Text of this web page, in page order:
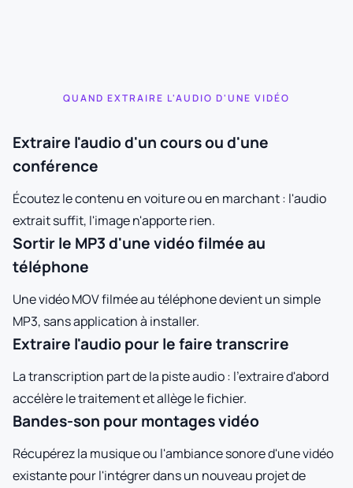
QUAND EXTRAIRE L'AUDIO D'UNE VIDÉO
Extraire l'audio d'un cours ou d'une
conférence
Écoutez le contenu en voiture ou en marchant : l'audio
extrait suffit, l'image n'apporte rien.
Sortir le MP3 d'une vidéo filmée au
téléphone
Une vidéo MOV filmée au téléphone devient un simple
MP3, sans application à installer.
Extraire l'audio pour le faire transcrire
La transcription part de la piste audio : l'extraire d'abord
accélère le traitement et allège le fichier.
Bandes-son pour montages vidéo
Récupérez la musique ou l'ambiance sonore d'une vidéo
existante pour l'intégrer dans un nouveau projet de